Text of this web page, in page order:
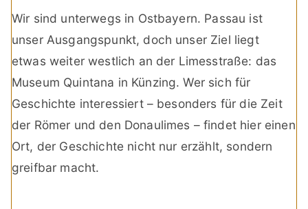
Wir sind unterwegs in Ostbayern. Passau ist
unser Ausgangspunkt, doch unser Ziel liegt
etwas weiter westlich an der Limesstraße: das
Museum Quintana in Künzing. Wer sich für
Geschichte interessiert – besonders für die Zeit
der Römer und den Donaulimes – findet hier einen
Ort, der Geschichte nicht nur erzählt, sondern
greifbar macht.